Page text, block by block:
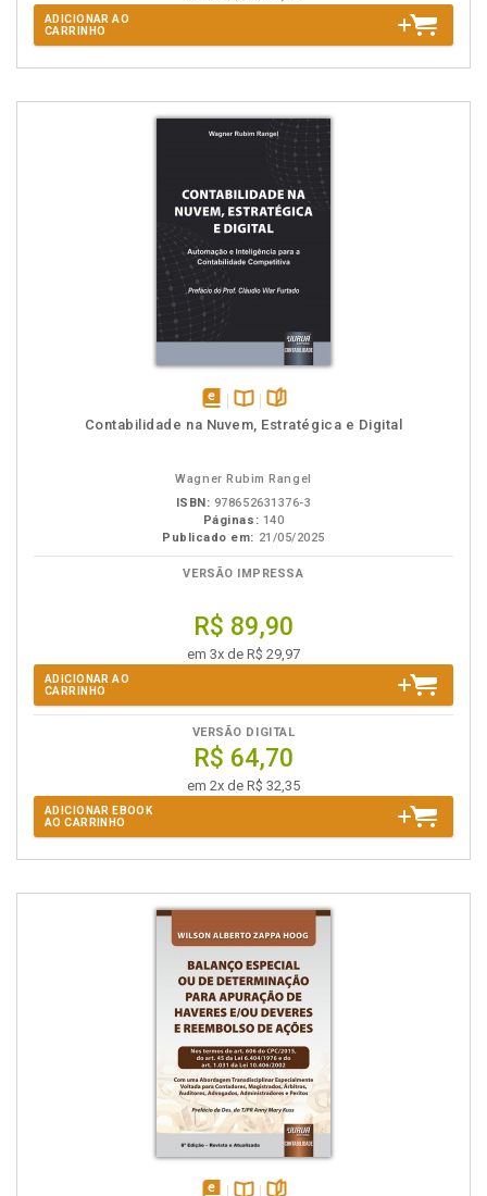
ADICIONAR AO
CARRINHO
disponívelDisponível
páginas
Contabilidade na Nuvem, Estratégica e Digital
Wagner Rubim Rangel
ISBN: 978652631376-3
Páginas: 140
Publicado em: 21/05/2025
VERSÃO IMPRESSA
R$ 89,90
em 3x de R$ 29,97
ADICIONAR AO
CARRINHO
VERSÃO DIGITAL
R$ 64,70
em 2x de R$ 32,35
ADICIONAR EBOOK
AO CARRINHO